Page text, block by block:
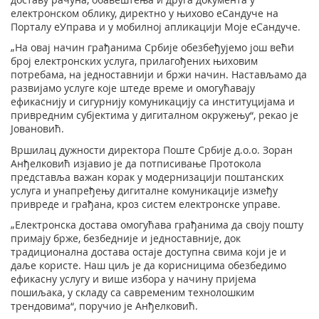
електронском облику, директно у њихово еСандуче на
Порталу еУправа и у мобилној апликацији Моје еСандуче.
„На овај начин грађанима Србије обезбеђујемо још већи
број електронских услуга, прилагођених њиховим
потребама, на једноставнији и бржи начин. Настављамо да
развијамо услуге које штеде време и омогућавају
ефикаснију и сигурнију комуникацију са институцијама и
привредним субјектима у дигиталном окружењу“, рекао је
Јовановић.
Вршилац дужности директора Поште Србије д.о.о. Зоран
Анђелковић изјавио је да потписивање Протокола
представља важан корак у модернизацији поштанских
услуга и унапређењу дигиталне комуникације између
привреде и грађана, кроз систем електронске управе.
„Електронска достава омогућава грађанима да своју пошту
примају брже, безбедније и једноставније, док
традиционална достава остаје доступна свима који је и
даље користе. Наш циљ је да корисницима обезбедимо
ефикасну услугу и више избора у начину пријема
пошиљака, у складу са савременим технолошким
трендовима“, поручио је Анђелковић.